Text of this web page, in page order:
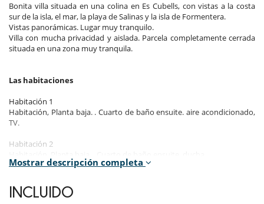
Bonita villa situada en una colina en Es Cubells, con vistas a la costa
sur de la isla, el mar, la playa de Salinas y la isla de Formentera.
Vistas panorámicas. Lugar muy tranquilo.
Villa con mucha privacidad y aislada. Parcela completamente cerrada
situada en una zona muy tranquila.
Las habitaciones
Habitación 1
Habitación, Planta baja. . Cuarto de baño ensuite. aire acondicionado,
TV.
Habitación 2
Habitación, Piso inferior. . Cuarto de baño ensuite, ducha.
Mostrar descripción completa
INCLUIDO